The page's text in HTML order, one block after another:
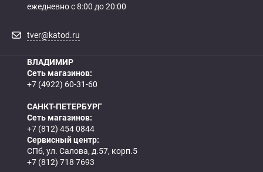
ежедневно с 8:00 до 20:00
tver@katod.ru
ВЛАДИМИР
Сеть магазинов:
+7 (4922) 60-31-60
САНКТ-ПЕТЕРБУРГ
Сеть магазинов:
+7 (812) 454 0844
Сервисный центр:
СПб, ул. Салова, д.57, корп.5
+7 (812) 718 7693